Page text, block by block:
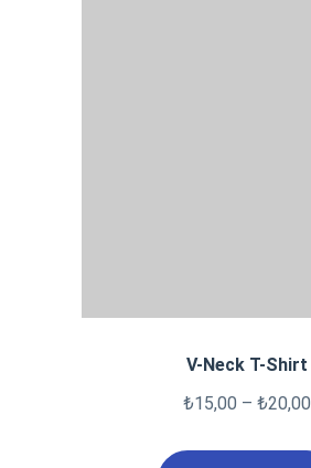
V-Neck T-Shirt
₺15,00 – ₺20,00